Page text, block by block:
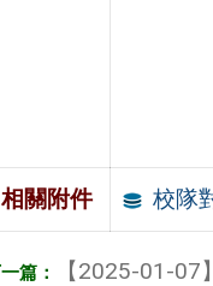
相關附件 校隊
【2025-01-07】